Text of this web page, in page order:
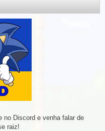
no Discord e venha falar de
raiz!